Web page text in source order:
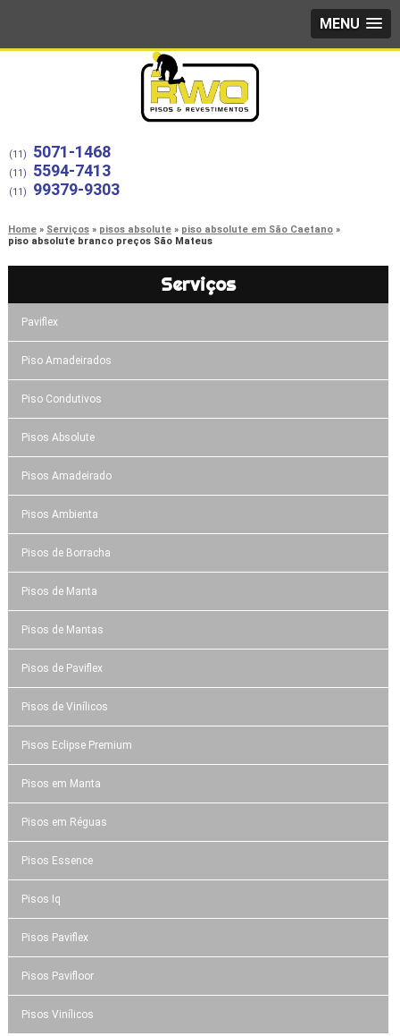
MENU
(11) 5071-1468
(11) 5594-7413
(11) 99379-9303
Home Serviços pisos absolute
piso absolute em São Caetano
piso absolute branco preços São Mateus
Serviços
Paviflex
Piso Amadeirados
Piso Condutivos
Pisos Absolute
Pisos Amadeirado
Pisos Ambienta
Pisos de Borracha
Pisos de Manta
Pisos de Mantas
Pisos de Paviflex
Pisos de Vinílicos
Pisos Eclipse Premium
Pisos em Manta
Pisos em Réguas
Pisos Essence
Pisos Iq
Pisos Paviflex
Pisos Pavifloor
Pisos Vinílicos